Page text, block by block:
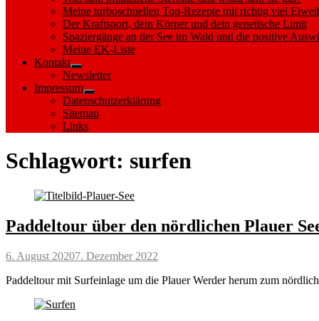
Meine turboschnellen Top-Rezepte mit richtig viel
Der Kraftsport, dein Körper und dein genetische Limit
Spaziergänge an der See im Wald und die positive
Meine EK-Liste
Kontakt
Show
sub
menu
Newsletter
Impressum
Show
sub
menu
Datenschutzerklärung
Sitemap
Links
Schlagwort: surfen
Paddeltour über den nördlichen Plauer
Posted
6. August 20207. Dezember 2022
Paddeltour mit Surfeinlage um die Plauer Werder herum zum